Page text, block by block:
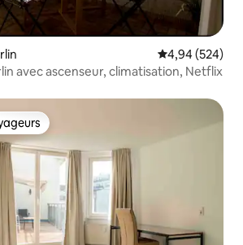
Évaluation
4,94 (524)
avec ascenseur, climatisation, Netflix